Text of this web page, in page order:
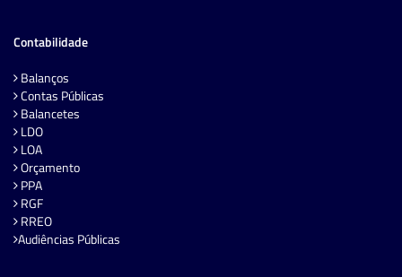
Contabilidade
Balanços
Contas Públicas
Balancetes
LDO
LOA
Orçamento
PPA
RGF
RREO
Audiências Públicas